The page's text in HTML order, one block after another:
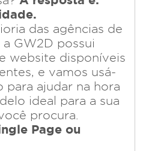
das agências de
GW2D possui
website disponíveis
e vamos usá-
para ajudar na hora
ideal para a sua
procura.
Page ou